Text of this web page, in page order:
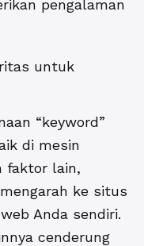
pengalaman
untuk
“keyword”
di mesin
faktor lain,
ke situs
Anda sendiri.
cenderung